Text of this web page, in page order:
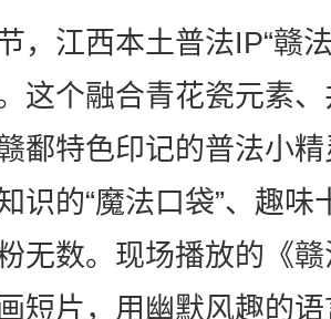
江西本土普法IP“赣法
这个融合青花瓷元素
鄱特色印记的普法小
识的“魔法口袋”、趣味
无数。现场播放的《
短片，用幽默风趣的